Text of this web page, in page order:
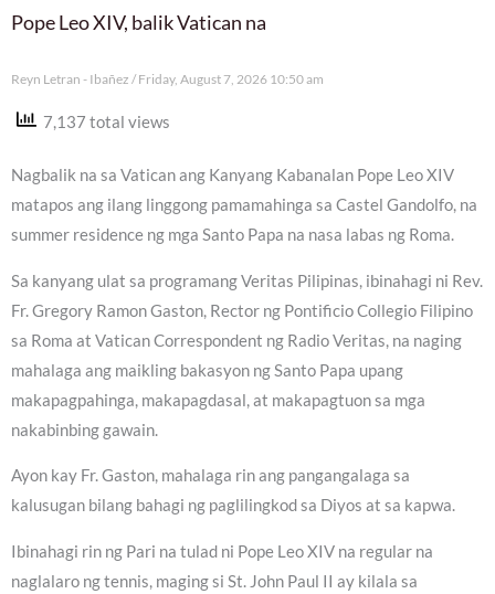
Pope Leo XIV, balik Vatican na
Reyn Letran - Ibañez Friday, August 7, 2026 10:50 am
7,137 total views
Nagbalik na sa Vatican ang Kanyang Kabanalan Pope Leo XIV
matapos ang ilang linggong pamamahinga sa Castel Gandolfo, na
summer residence ng mga Santo Papa na nasa labas ng Roma.
Sa kanyang ulat sa programang Veritas Pilipinas, ibinahagi ni Rev.
Fr. Gregory Ramon Gaston, Rector ng Pontificio Collegio Filipino
sa Roma at Vatican Correspondent ng Radio Veritas, na naging
mahalaga ang maikling bakasyon ng Santo Papa upang
makapagpahinga, makapagdasal, at makapagtuon sa mga
nakabinbing gawain.
Ayon kay Fr. Gaston, mahalaga rin ang pangangalaga sa
kalusugan bilang bahagi ng paglilingkod sa Diyos at sa kapwa.
Ibinahagi rin ng Pari na tulad ni Pope Leo XIV na regular na
naglalaro ng tennis, maging si St. John Paul II ay kilala sa